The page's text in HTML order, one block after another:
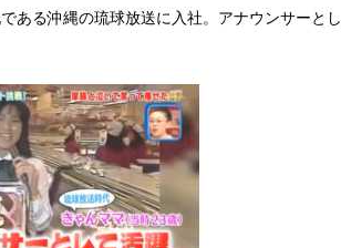
ある沖縄の琉球放送に入社。アナウンサーとし